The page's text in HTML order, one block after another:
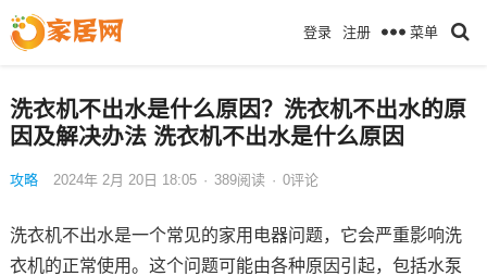
登录 注册 菜单
洗衣机不出水是什么原因？洗衣机不出水的原
因及解决办法 洗衣机不出水是什么原因
攻略 2024年 2月 20日 18:05 · 389阅读 · 0评论
洗衣机不出水是一个常见的家用电器问题，它会严重影响洗
衣机的正常使用。这个问题可能由各种原因引起，包括水泵